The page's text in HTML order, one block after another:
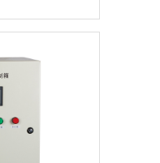
1000 米需降额
蚀性气体、液